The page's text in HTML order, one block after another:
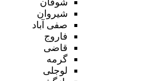
شیروان
صفی آباد
فاروج
قاضی
گرمه
لوجلی